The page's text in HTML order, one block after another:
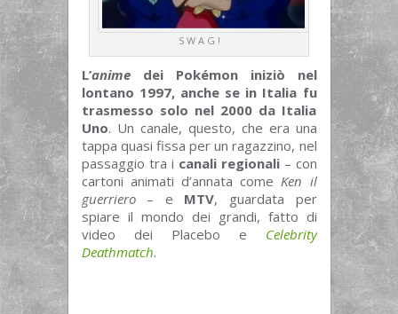
S W A G !
L’animedei Pokémon iniziò nel
lontano 1997, anche se in Italia fu
trasmesso solo nel 2000 da Italia
Uno. Un canale, questo, che era una
tappa quasi fissa per un ragazzino, nel
passaggio tra i canali regionali– con
cartoni animati d’annata comeKen il
guerriero– e MTV, guardata per
spiare il mondo dei grandi, fatto di
video dei Placebo e Celebrity
Deathmatch.